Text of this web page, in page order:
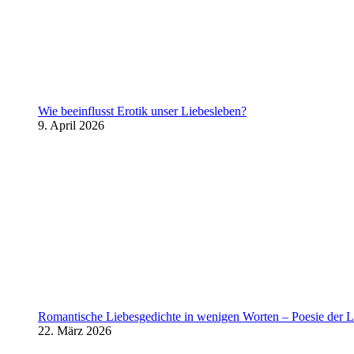
Wie beeinflusst Erotik unser Liebesleben?
9. April 2026
Romantische Liebesgedichte in wenigen Worten – Poesie der
22. März 2026